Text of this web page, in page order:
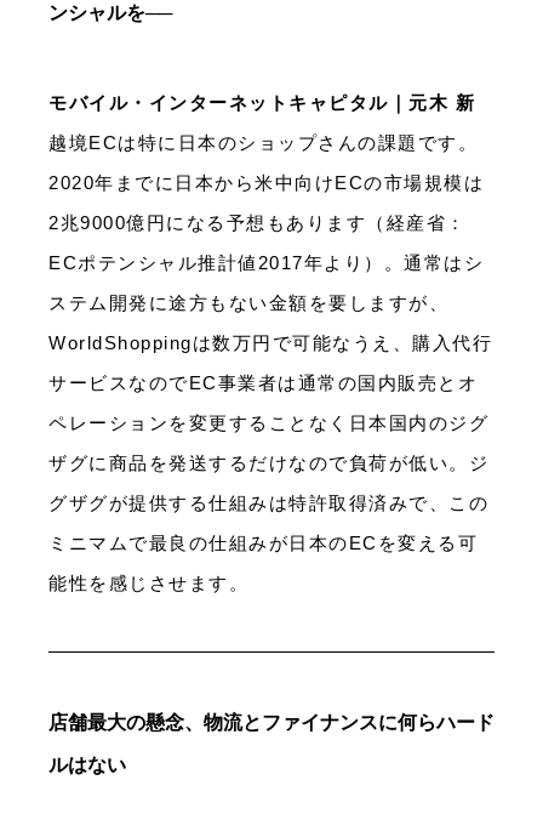
ンシャルを──
モバイル・インターネットキャピタル｜元木 新
越境ECは特に日本のショップさんの課題です。
2020年までに日本から米中向けECの市場規模は
2兆9000億円になる予想もあります（経産省：
ECポテンシャル推計値2017年より）。通常はシ
ステム開発に途方もない金額を要しますが、
WorldShoppingは数万円で可能なうえ、購入代行
サービスなのでEC事業者は通常の国内販売とオ
ペレーションを変更することなく日本国内のジグ
ザグに商品を発送するだけなので負荷が低い。ジ
グザグが提供する仕組みは特許取得済みで、この
ミニマムで最良の仕組みが日本のECを変える可
能性を感じさせます。
店舗最大の懸念、物流とファイナンスに何らハード
ルはない